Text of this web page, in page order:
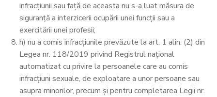
infracţiunii sau faţă de aceasta nu s-a luat măsura de
siguranţă a interzicerii ocupării unei funcţii sau a
exercitării unei profesii;
h) nu a comis infracţiunile prevăzute la art. 1 alin. (2) din
Legea nr. 118/2019 privind Registrul naţional
automatizat cu privire la persoanele care au comis
infracţiuni sexuale, de exploatare a unor persoane sau
asupra minorilor, precum şi pentru completarea Legii nr.